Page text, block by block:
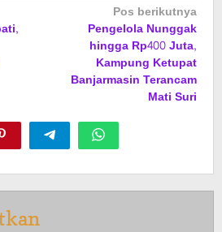
Pos berikutnya
Pengelola Nunggak
hingga Rp400 Juta,
Kampung Ketupat
Banjarmasin Terancam
Mati Suri